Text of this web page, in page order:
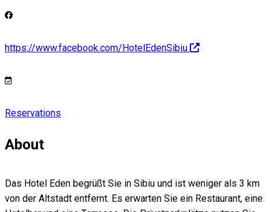
https://www.facebook.com/HotelEdenSibiu
Reservations
About
Das Hotel Eden begrüßt Sie in Sibiu und ist weniger als 3 km
von der Altstadt entfernt. Es erwarten Sie ein Restaurant, eine